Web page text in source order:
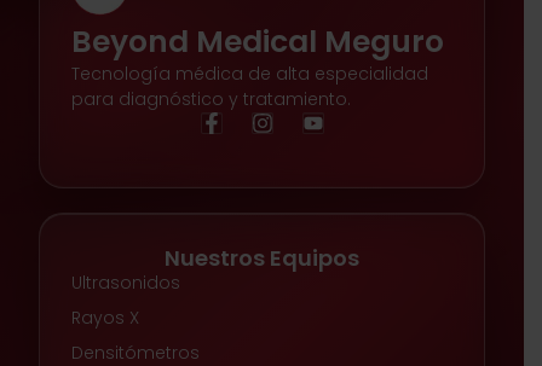
Beyond Medical Meguro
Tecnología médica de alta especialidad
para diagnóstico y tratamiento.
Nuestros Equipos
Ultrasonidos
Rayos X
Densitómetros